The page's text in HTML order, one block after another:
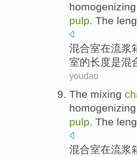
homogenizing
pulp . The
混合室在流浆
室的长度是混
youdao
The mixing
homogenizing
pulp. The
混合室在流浆